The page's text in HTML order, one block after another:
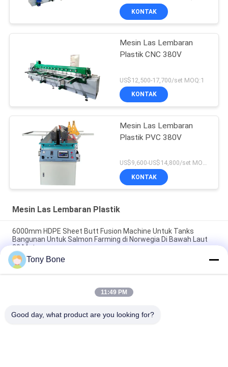
KONTAK
Mesin Las Lembaran
Plastik CNC 380V
US$12,500-17,700/set MOQ:1
KONTAK
Mesin Las Lembaran
Plastik PVC 380V
US$9,600-US$14,800/set MOQ:1
KONTAK
Mesin Las Lembaran Plastik
6000mm HDPE Sheet Butt Fusion Machine Untuk Tanks
Bangunan Untuk Salmon Farming di Norwegia Di Bawah Laut
20 Meter
Mesin Las Tepi Lembaran HDPE 3M Dipasang di Pabrik
Terbesar di Prancis
Mesin Las Tepi Lembaran PP Tebal 30mm untuk Pembuatan
Tony Bone
11:49 PM
Good day, what product are you looking for?